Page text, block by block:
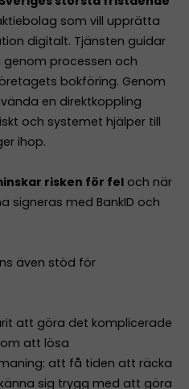
som vill upprätta
digitalt. Tjänsten guidar
processen och
bokföring. Genom
en direktkoppling
och systemet hjälper till
ihop.
risken för fel och när
signeras med BankID och
även stöd för
att göra det komplicerade
att lösa
att få tiden att räcka
sig trygg med att göra